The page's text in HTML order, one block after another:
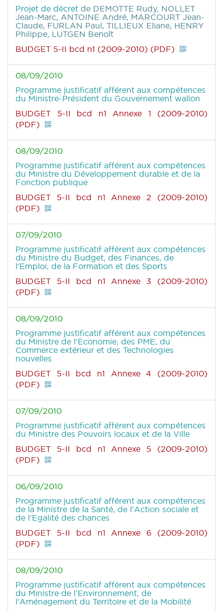
Projet de décret de DEMOTTE Rudy, NOLLET
Jean-Marc, ANTOINE André, MARCOURT Jean-
Claude, FURLAN Paul, TILLIEUX Eliane, HENRY
Philippe, LUTGEN Benoît
BUDGET 5-II bcd n1 (2009-2010) (PDF)
08/09/2010
Programme justificatif afférent aux compétences
du Ministre-Président du Gouvernement wallon
BUDGET 5-II bcd n1 Annexe 1 (2009-2010)
(PDF)
08/09/2010
Programme justificatif afférent aux compétences
du Ministre du Développement durable et de la
Fonction publique
BUDGET 5-II bcd n1 Annexe 2 (2009-2010)
(PDF)
07/09/2010
Programme justificatif afférent aux compétences
du Ministre du Budget, des Finances, de
l'Emploi, de la Formation et des Sports
BUDGET 5-II bcd n1 Annexe 3 (2009-2010)
(PDF)
08/09/2010
Programme justificatif afférent aux compétences
du Ministre de l'Economie, des PME, du
Commerce extérieur et des Technologies
nouvelles
BUDGET 5-II bcd n1 Annexe 4 (2009-2010)
(PDF)
07/09/2010
Programme justificatif afférent aux compétences
du Ministre des Pouvoirs locaux et de la Ville
BUDGET 5-II bcd n1 Annexe 5 (2009-2010)
(PDF)
06/09/2010
Programme justificatif afférent aux compétences
de la Ministre de la Santé, de l'Action sociale et
de l'Egalité des chances
BUDGET 5-II bcd n1 Annexe 6 (2009-2010)
(PDF)
08/09/2010
Programme justificatif afférent aux compétences
du Ministre de l'Environnement, de
l'Aménagement du Territoire et de la Mobilité